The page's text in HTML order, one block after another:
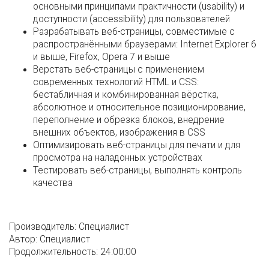
основными принципами практичности (usability) и
доступности (accessibility) для пользователей
Разрабатывать веб-страницы, совместимые с
распространёнными браузерами: Internet Explorer 6
и выше, Firefox, Opera 7 и выше
Верстать веб-страницы с применением
современных технологий HTML и CSS:
бестабличная и комбинированная вёрстка,
абсолютное и относительное позиционирование,
переполнение и обрезка блоков, внедрение
внешних объектов, изображения в CSS
Оптимизировать веб-страницы для печати и для
просмотра на наладонных устройствах
Тестировать веб-страницы, выполнять контроль
качества
Производитель: Специалист
Автор: Специалист
Продолжительность: 24:00:00